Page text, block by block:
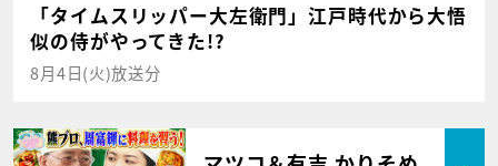
「タイムスリッパー大左衛門」江戸時代から大悟
似の侍がやってきた!?
8月4日(火)放送分